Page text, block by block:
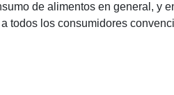
de alimentos en general, y
los consumidores